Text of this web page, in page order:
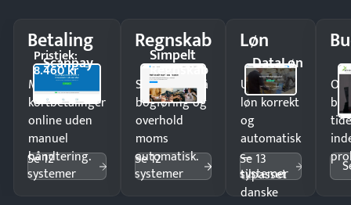
Betaling
Scanpay
Pristjek:
8.460 kr
Modtag
kortbetalinger
online uden
manuel
håndtering.
Se 12
systemer
Regnskab
Simpelt
Regnskab
Spar timer på
bogføring og
overhold
moms
automatisk.
Se 12
systemer
Løn
DataLøn
Udbetal
løn korrekt
og
automatisk
—
tilpasset
danske
Se 13
systemer